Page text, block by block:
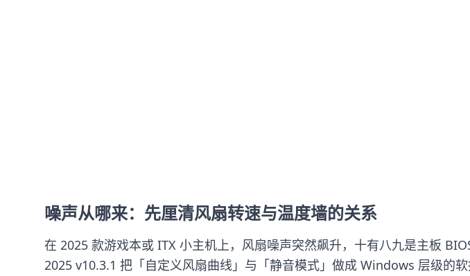
噪声从哪来：先厘清风扇转速与温度墙的关系
在 2025 款游戏本或 ITX 小主机上，风扇噪声突然飙升，十有八九是主板
2025 v10.3.1 把「自定义风扇曲线」与「静音模式」做成 Windows 层级的